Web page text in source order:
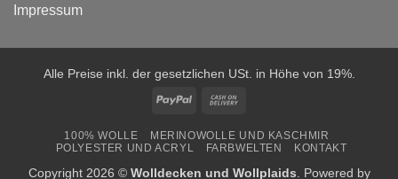
Impressum
Alle Preise inkl. der gesetzlichen USt. in Höhe von 19%.
PayPal
Delivery
100% WOLLE
MERINOWOLLE UND KASCHMIR
POLYESTER UND ACRYL
FARBWELTEN KONTAKT
Copyright 2026 © Wolldecken und Wollplaids. Powered by